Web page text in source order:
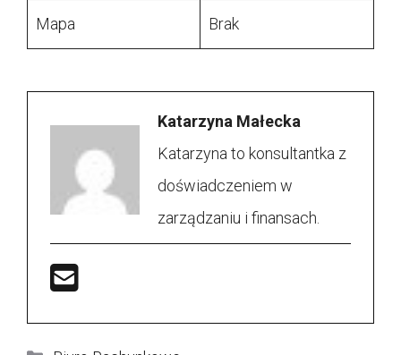
Mapa Brak
Katarzyna Małecka
Katarzyna to konsultantka z
doświadczeniem w
zarządzaniu i finansach.